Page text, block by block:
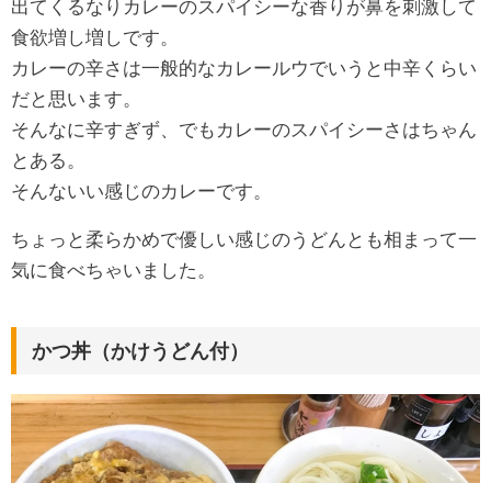
出てくるなりカレーのスパイシーな香りが鼻を刺激して
食欲増し増しです。
カレーの辛さは一般的なカレールウでいうと中辛くらい
だと思います。
そんなに辛すぎず、でもカレーのスパイシーさはちゃん
とある。
そんないい感じのカレーです。
ちょっと柔らかめで優しい感じのうどんとも相まって一
気に食べちゃいました。
かつ丼（かけうどん付）